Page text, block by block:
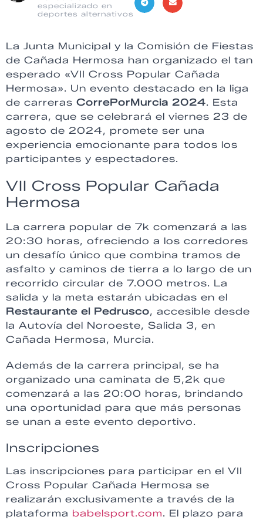
especializado en
deportes alternativos
La Junta Municipal y la Comisión de Fiestas
de Cañada Hermosa han organizado el tan
esperado «VII Cross Popular Cañada
Hermosa». Un evento destacado en la liga
de carreras CorrePorMurcia 2024. Esta
carrera, que se celebrará el viernes 23 de
agosto de 2024, promete ser una
experiencia emocionante para todos los
participantes y espectadores.
VII Cross Popular Cañada
Hermosa
La carrera popular de 7k comenzará a las
20:30 horas, ofreciendo a los corredores
un desafío único que combina tramos de
asfalto y caminos de tierra a lo largo de un
recorrido circular de 7.000 metros. La
salida y la meta estarán ubicadas en el
Restaurante el Pedrusco, accesible desde
la Autovía del Noroeste, Salida 3, en
Cañada Hermosa, Murcia.
Además de la carrera principal, se ha
organizado una caminata de 5,2k que
comenzará a las 20:00 horas, brindando
una oportunidad para que más personas
se unan a este evento deportivo.
Inscripciones
Las inscripciones para participar en el VII
Cross Popular Cañada Hermosa se
realizarán exclusivamente a través de la
plataforma babelsport.com. El plazo para